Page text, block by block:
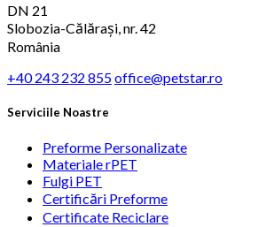
DN 21
Slobozia-Călărași, nr. 42
România
+40 243 232 855office@petstar.ro
Serviciile Noastre
Preforme Personalizate
Materiale rPET
Fulgi PET
Certificări Preforme
Certificate Reciclare